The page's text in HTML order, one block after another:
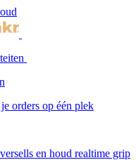
orders op één plek
en houd realtime grip